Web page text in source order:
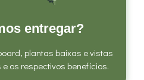
entregar?
plantas baixas e vistas
os respectivos benefícios.